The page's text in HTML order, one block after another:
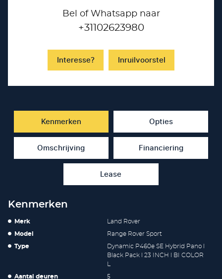
Bel of Whatsapp naar
+31102623980
Interesse? Inruilvoorstel
Kenmerken Opties
Omschrijving Financiering
Lease
Kenmerken
Merk Land Rover
Model Range Rover Sport
Type
Dynamic P460e SE Hybrid Pano l
Black Pack l 23 INCH l BI COLOR
Aantal deuren 5